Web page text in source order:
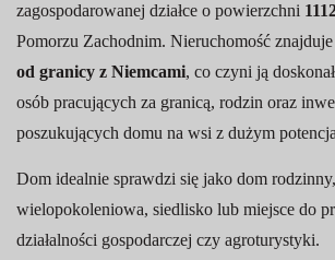
zagospodarowanej działce o powierzchni
Pomorzu Zachodnim. Nieruchomość
od granicy z Niemcami, co czyni ją
osób pracujących za granicą, rodzin oraz
poszukujących domu na wsi z dużym
Dom idealnie sprawdzi się jako dom
wielopokoleniowa, siedlisko lub miejsce do
działalności gospodarczej czy agroturystyki.